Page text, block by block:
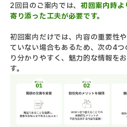
2回目のご案内では、 初回案内時
寄り添った工夫が必要です。
初回案内だけでは、内容の重要性
ていない場合もあるため、次の4
り分かりやすく、魅力的な情報を
す。